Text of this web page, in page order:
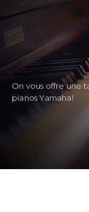
On vous offre une
pianos Yamaha!